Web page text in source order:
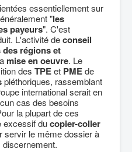
essentiellement sur
"les
payeurs". C'est
L'activité deconseil
des régions et
mise en oeuvre. Le
des TPEet PMEde
pléthoriques, rassemblant
international serait en
cas des besoins
la plupart de ces
excessif ducopier-coller
servir le même dossier à
discernement.